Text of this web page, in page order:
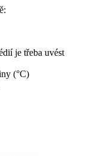
je třeba uvést
(°C)